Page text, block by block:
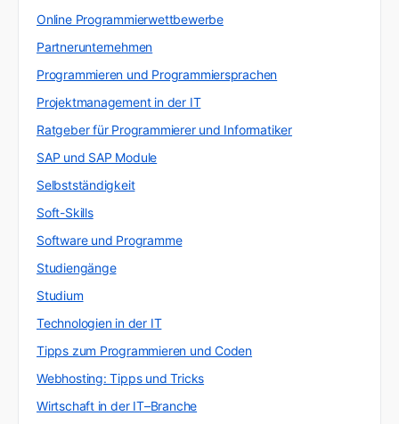
Online Programmierwettbewerbe
Partnerunternehmen
Programmieren und Programmiersprachen
Projektmanagement in der IT
Ratgeber für Programmierer und Informatiker
SAP und SAP Module
Selbstständigkeit
Soft-Skills
Software und Programme
Studiengänge
Studium
Technologien in der IT
Tipps zum Programmieren und Coden
Webhosting: Tipps und Tricks
Wirtschaft in der IT–Branche